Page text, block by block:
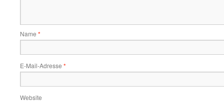
Name *
E-Mail-Adresse *
Website